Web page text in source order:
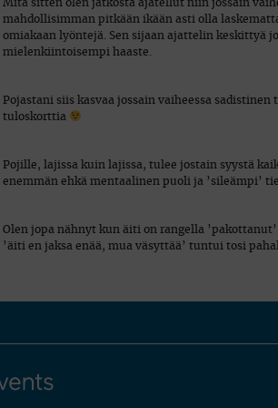
Mitä sitten olen jatkosta ajatellut niin jossain
mahdollisimman pitkään ikään asti olla
omiakaan lyöntejä. Sen sijaan ajattelin keskittyä
mielenkiintoisempi haaste.
Pojastani siis kasvaa jossain vaiheessa
tuloskorttia
Pojille, lajissa kuin lajissa, tulee jostain syystä
enemmän ehkä mentaalinen puoli ja ’sileämpi’ tie.
Olen jopa nähnyt kun äiti on rangella
’äiti en jaksa enää, mua väsyttää’ tuntui tosi